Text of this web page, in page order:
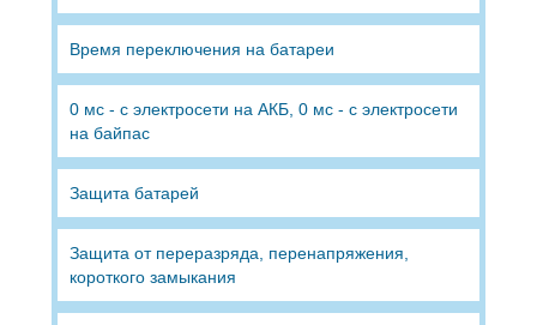
Время переключения на батареи
0 мс - с электросети на АКБ, 0 мс - с электросети
на байпас
Защита батарей
Защита от переразряда, перенапряжения,
короткого замыкания